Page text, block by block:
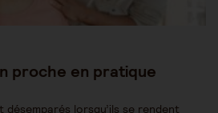
proche en pratique
lorsqu’ils se rendent